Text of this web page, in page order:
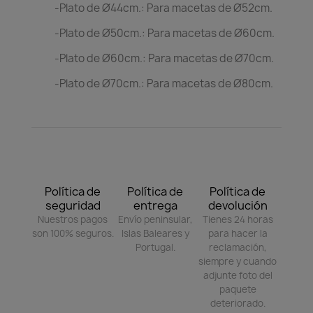
-Plato de Ø44cm.: Para macetas de Ø52cm.
-Plato de Ø50cm.: Para macetas de Ø60cm.
-Plato de Ø60cm.: Para macetas de Ø70cm.
-Plato de Ø70cm.: Para macetas de Ø80cm.
Política de
seguridad
Nuestros pagos
son 100% seguros.
Política de
entrega
Envío peninsular,
Islas Baleares y
Portugal.
Política de
devolución
Tienes 24 horas
para hacer la
reclamación,
siempre y cuando
adjunte foto del
paquete
deteriorado.